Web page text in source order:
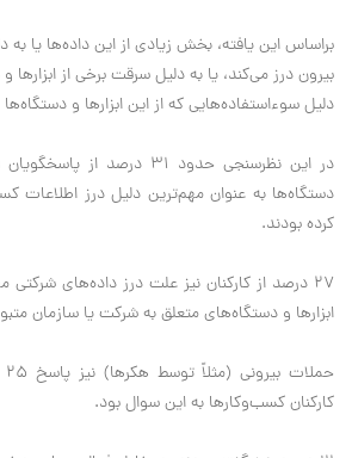
براساس این یافته، بخش زیادی از این داده‌ها یا به
بیرون درز می‌کند، یا به دلیل سرقت برخی از
دلیل سوءاستفاده‌هایی که از این ابزار‌ها و
در این نظرسنجی حدود ۳۱
دستگاه‌ها به عنوان مهم‌ترین دلیل درز اطلاعات
کرده بودند.
۲۷ درصد از کارکنان نیز علت درز داده‌های
ابزار‌ها و دستگاه‌های متعلق به شرکت یا سازمان
کارکنان کسب‌وکار‌ها به این سوال بود.